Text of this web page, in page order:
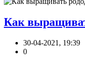
Как
30-04-2021, 19:39
0